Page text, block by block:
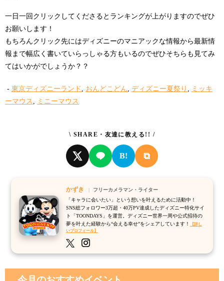
一日一回クリックしてくださるとランキングが上がりますのでぜひ
お願いします！
もちろんクリック先にはディズニーのマニアックな情報から最新情
報まで幅広く書いていらっしゃる方もいるのでぜひそちらも見てみ
てはいかがでしょうか？？
- 東京ディズニーランド , おんどこどん, ディズニー夏祭り , ミッキ
ーマウス , ミニーマウス
\ SHARE・友達に教える!! /
B! ⧉
かずき
フリーカメラマン・ライター
「キャラに会いたい」という想いを叶えるために活動中！
SNS総フォロワー3万超・40万PV達成したディズニー特化サイ
ト「TOONDAYS」を運営。ディズニー世界一周や公式招待の
夢を叶えた経験から“会える幸せ”をシェアしています！
【詳し
いプロフィール】